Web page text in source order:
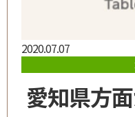
2020.07.07
愛知県方